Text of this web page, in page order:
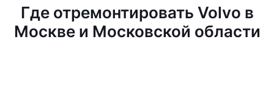
Где отремонтировать Volvo в
Москве и Московской области